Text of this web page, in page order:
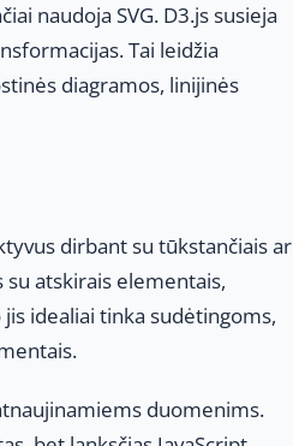
naudoja SVG. D3.js susieja
Tai leidžia
diagramos, linijinės
dirbant su tūkstančiais ar
su atskirais elementais,
idealiai tinka sudėtingoms,
duomenims.